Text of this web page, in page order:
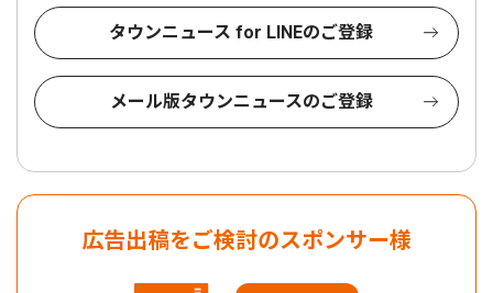
タウンニュース for LINEのご登録
メール版タウンニュースのご登録
広告出稿をご検討のスポンサー様